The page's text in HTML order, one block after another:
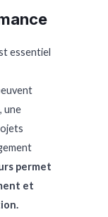
essentiel
une
permet
et